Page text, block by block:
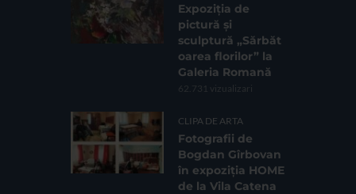
Expoziția de
pictură și
sculptură „Sărbăt
oarea florilor” la
Galeria Romană
62.731 vizualizari
CLIPA DE ARTA
Fotografii de
Bogdan Gîrbovan
în expoziția HOME
de la Vila Catena